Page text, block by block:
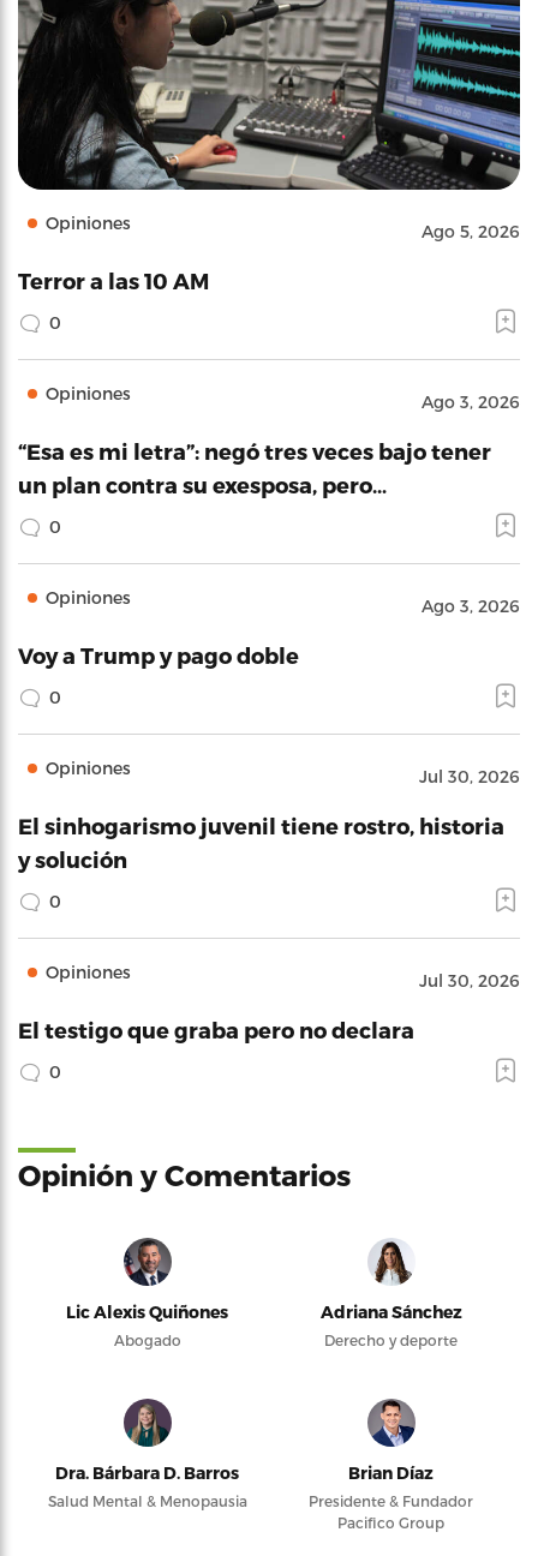
Opiniones Ago 5, 2026
Terror a las 10 AM
0
Opiniones Ago 3, 2026
“Esa es mi letra”: negó tres veces bajo tener
un plan contra su exesposa, pero…
0
Opiniones Ago 3, 2026
Voy a Trump y pago doble
0
Opiniones Jul 30, 2026
El sinhogarismo juvenil tiene rostro, historia
y solución
0
Opiniones Jul 30, 2026
El testigo que graba pero no declara
0
Opinión y Comentarios
Lic Alexis Quiñones
Abogado
Adriana Sánchez
Derecho y deporte
Dra. Bárbara D. Barros
Salud Mental & Menopausia
Brian Díaz
Presidente & Fundador
Pacifico Group